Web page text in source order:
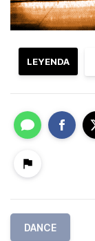
LEYENDA
DANCE